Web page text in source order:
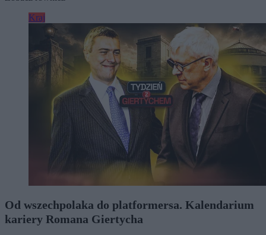
Kraj
Od wszechpolaka do platformersa. Kalendarium
kariery Romana Giertycha